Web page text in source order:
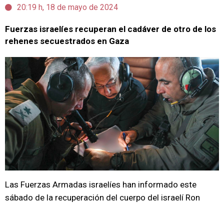
20:19 h, 18 de mayo de 2024
Fuerzas israelíes recuperan el cadáver de otro de los
rehenes secuestrados en Gaza
Las Fuerzas Armadas israelíes han informado este
sábado de la recuperación del cuerpo del israelí Ron